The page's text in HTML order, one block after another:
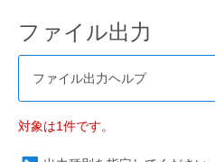
ファイル出力
ファイル出力ヘルプ
対象は1件です。